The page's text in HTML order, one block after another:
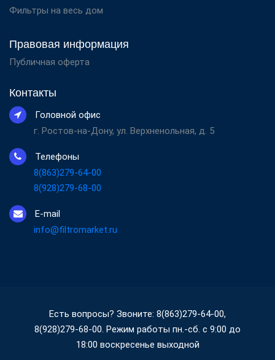
Фильтры на весь дом
Правовая информация
Публичная оферта
Контакты
Головной офис
г. Ростов-на-Дону, ул. Верхненольная, д. 5
Телефоны
8(863)279-64-00
8(928)279-68-00
E-mail
info@filtromarket.ru
Есть вопросы? Звоните: 8(863)279-64-00,
8(928)279-68-00. Режим работы пн.-сб. с 9:00 до
18:00 воскресенье выходной